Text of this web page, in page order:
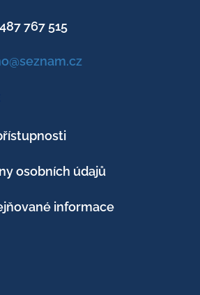
487 767 515
osobních údajů
informace